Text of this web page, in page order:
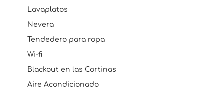
Lavaplatos
Nevera
Tendedero para ropa
Wi-fi
Blackout en las Cortinas
Aire Acondicionado